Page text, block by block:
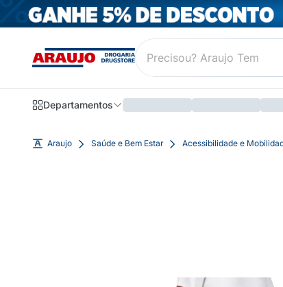
Departamentos
Araujo Saúde e Bem Estar Acessibilidade e